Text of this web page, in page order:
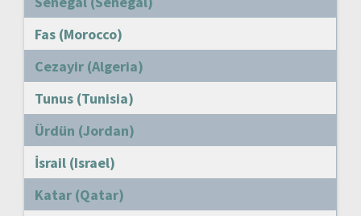
Fas (Morocco)
Cezayir (Algeria)
Tunus (Tunisia)
Ürdün (Jordan)
İsrail (Israel)
Katar (Qatar)